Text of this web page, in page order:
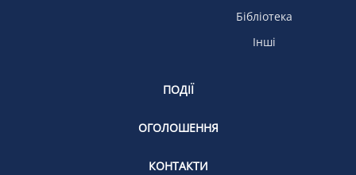
Бібліотека
Інші
ПОДІЇ
ОГОЛОШЕННЯ
КОНТАКТИ